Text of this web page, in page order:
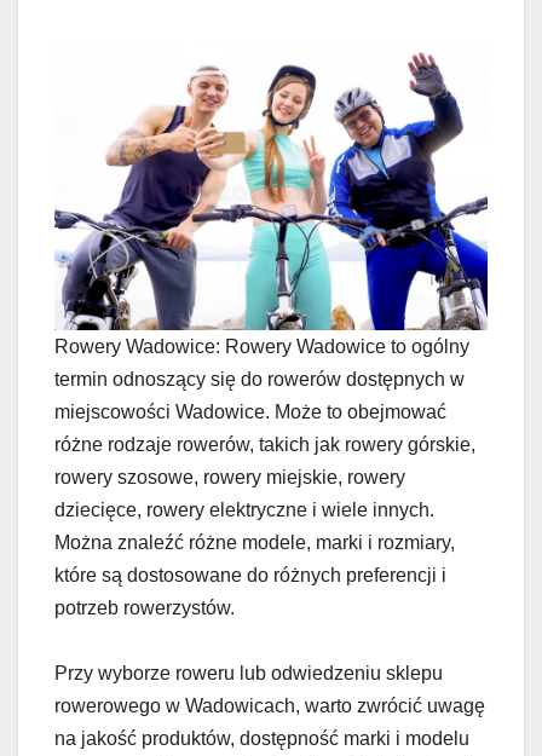
Rowery Wadowice: Rowery Wadowice to ogólny
termin odnoszący się do rowerów dostępnych w
miejscowości Wadowice. Może to obejmować
różne rodzaje rowerów, takich jak rowery górskie,
rowery szosowe, rowery miejskie, rowery
dziecięce, rowery elektryczne i wiele innych.
Można znaleźć różne modele, marki i rozmiary,
które są dostosowane do różnych preferencji i
potrzeb rowerzystów.
Przy wyborze roweru lub odwiedzeniu sklepu
rowerowego w Wadowicach, warto zwrócić uwagę
na jakość produktów, dostępność marki i modelu